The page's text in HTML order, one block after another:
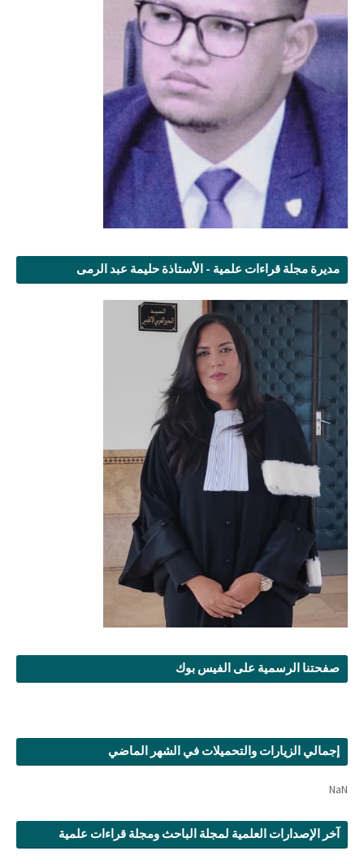
مديرة مجلة قراءات علمية - الأستاذة حليمة عبد الرمى
صفحتنا الرسمية على الفيس بوك
إجمالي الزيارات والتحميلات في الشهر الماضي
NaN
آخر الإصدارات العلمية لمجلة الباحث ومجلة قراءات علمية